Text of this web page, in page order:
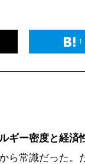
1
ギー密度と経済
ら常識だった。